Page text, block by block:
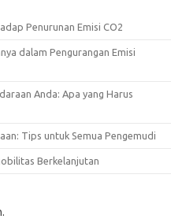
Penurunan Emisi CO2
dalam Pengurangan Emisi
Anda: Apa yang Harus
Tips untuk Semua Pengemudi
Berkelanjutan